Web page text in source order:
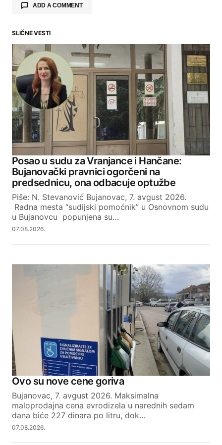
ADD A COMMENT
Your email address will not be published.
Required fields are marked
Comment*
Your Name
Your E-mail
SUBMIT COMMENT
SLIČNE VESTI
Posao u sudu za Vranjance i Hančane:
Bujanovački pravnici ogorčeni na
predsednicu, ona odbacuje optužbe
Piše: N. Stevanović Bujanovac, 7. avgust 2026.
Radna mesta “sudijski pomoćnik” u Osnovnom sudu
u Bujanovcu popunjena su…
07.08.2026.
Ovo su nove cene goriva
Bujanovac, 7. avgust 2026. Maksimalna
maloprodajna cena evrodizela u narednih sedam
dana biće 227 dinara po litru, dok…
07.08.2026.